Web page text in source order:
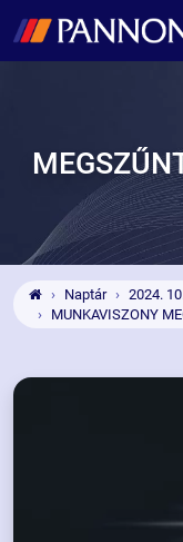
Naptár
2024. 10.
MUNKAVISZONY